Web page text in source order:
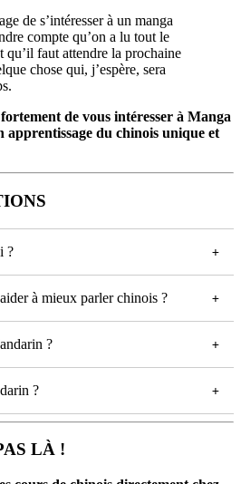
de s’intéresser à un manga
compte qu’on a lu tout le
qu’il faut attendre la prochaine
chose qui, j’espère, sera
de vous intéresser à Manga
du chinois unique et
?
à mieux parler chinois ?
?
?
LÀ !